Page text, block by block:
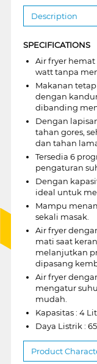
Description
SPECIFICATIONS
Air fryer
watt tanpa
Makanan
dengan
dibanding
Dengan
tahan gores,
dan tahan
Tersedia 6
pengaturan
Dengan
ideal untuk
Mampu
sekali masak.
Air fryer
mati saat
melanjutkan
dipasang
Air fryer
mengatur
mudah.
Kapasitas : 4
Daya Listrik :
Product